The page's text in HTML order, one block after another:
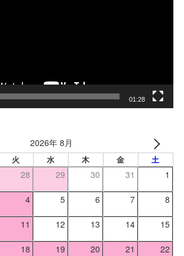
01:28
2026年 8月
火 水 木 金 土
28 29 30 31 1
4 5 6 7 8
11 12 13 14 15
18 19 20 21 22